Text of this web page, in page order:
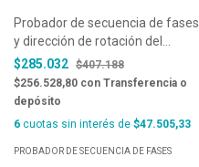
Probador de secuencia de fases
y dirección de rotación del
motor Sonel TKF-12L
$285.032 $407.188
$256.528,80 con Transferencia o
depósito
6 cuotas sin interés de $47.505,33
PROBADOR DE SECUENCIA DE FASES